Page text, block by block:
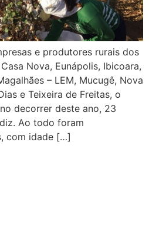
e produtores rurais dos
Nova, Eunápolis, Ibicoara,
– LEM, Mucugê, Nova
e Teixeira de Freitas, o
decorrer deste ano, 23
Ao todo foram
com idade […]